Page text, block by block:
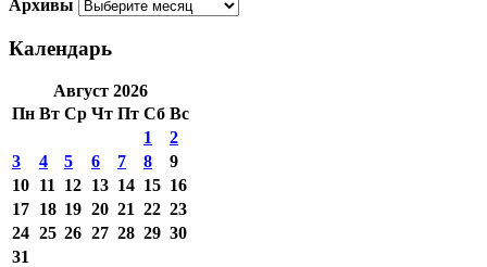
Архивы
Календарь
Август 2026
Пн Вт Ср Чт Пт Сб Вс
1
2
3
4 5 6 7 8
9
10 11 12 13 14 15 16
17 18 19 20 21 22 23
24 25 26 27 28 29 30
31